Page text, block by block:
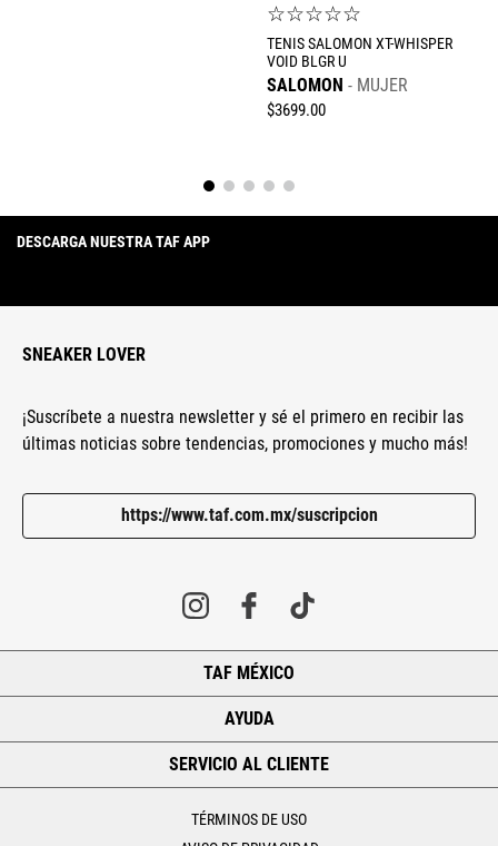
☆☆☆☆☆
TENIS SALOMON XT-WHISPER
VOID BLGR U
SALOMON MUJER
$3699.00
DESCARGA NUESTRA TAF APP
SNEAKER LOVER
¡Suscríbete a nuestra newsletter y sé el primero en recibir las
últimas noticias sobre tendencias, promociones y mucho más!
https://www.taf.com.mx/suscripcion
TAF MÉXICO
AYUDA
SERVICIO AL CLIENTE
TÉRMINOS DE USO